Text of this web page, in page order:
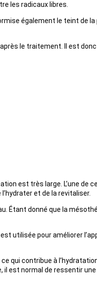
les radicaux libres.
également le teint de
le traitement. Il est
est très large. L’une de
et de la revitaliser.
Étant donné que la
utilisée pour améliorer
qui contribue à
est normal de ressentir